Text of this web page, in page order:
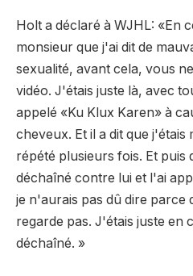
Holt a déclaré à WJHL: «En
monsieur que j'ai dit de
sexualité, avant cela, vous
vidéo. J'étais juste là, avec
appelé «Ku Klux Karen» à
cheveux. Et il a dit que j'étais
répété plusieurs fois. Et puis
déchaîné contre lui et l'ai
je n'aurais pas dû dire parce
regarde pas. J'étais juste en
déchaîné. »